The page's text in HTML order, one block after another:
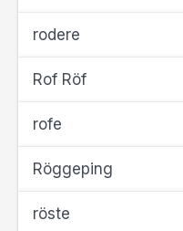
rodere
Rof Röf
rofe
Röggeping
röste